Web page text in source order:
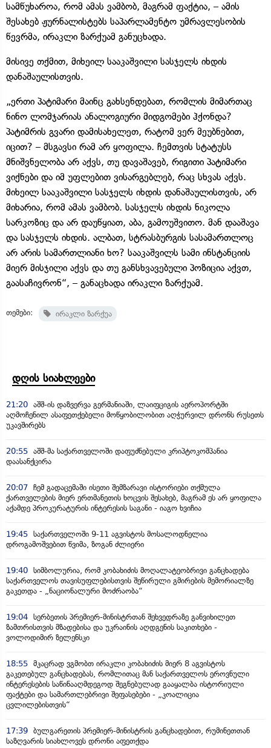
სამწუხაროა, რომ ამას ვამბობ, მაგრამ ფაქტია, – ამის
შესახებ ჟურნალისტებს საპარლამენტო უმრავლესობის
წევრმა, ირაკლი ზარქუამ განუცხადა.
მისივე თქმით, მიხეილ სააკაშვილი სასჯელს იხდის
დანაშაულისთვის.
„ერთი პატიმარი მაინც გახსენდებათ, რომლის მიმართაც
ნინო ლომჯარიას ანალოგიური მიდგომები ჰქონდა?
პატიმრის გვარი დამისახელეთ, რატომ ვერ მეუბნებით,
იცით? – მსგავსი რამ არ ყოფილა. ჩემთვის სტატუსს
მნიშვნელობა არ აქვს, თუ დავაშავებ, რიგითი პატიმარი
ვიქნები და იმ უფლებით ვისარგებლებ, რაც სხვას აქვს.
მიხეილ სააკაშვილი სასჯელს იხდის დანაშაულისთვის, არ
მიხარია, რომ ამას ვამბობ. სასჯელს იხდის ნიკოლა
სარკოზიც და არ დაუწყიათ, აბა, გამოუშვითო. მან დააშავა
და სასჯელს იხდის. ალბათ, სტრასბურგის სასამართლოც
არ არის სამართლიანი ხო? სააკაშვილს სამი ინსტანციის
მიერ მისჯილი აქვს და თუ განსხვავებული პოზიცია აქვთ,
გაასაჩივრონ“, – განაცხადა ირაკლი ზარქუამ.
თემები: ირაკლი ზარქუა
დღის სიახლეები
21:20 აშშ-ის დაზვერვა გერმანიაში, ლაიფციგის აეროპორტში
აღმოჩენილ ასაფეთქებელი მოწყობილობით აღჭურვილ დრონს რუსეთს
უკავშირებს
20:55 აშშ-მა საქართველოში დაფუძნებული კრიპტოკომპანია
დაასანქცირა
20:07 ჩემ გადაცემაში ისეთი შემზარავი ისტორიები თქმულა
ქართველების მიერ ერთმანეთის ხოცვის შესახებ, მაგრამ ეს არ ყოფილა
აქამდე პროკურატურის ინტერესის საგანი - იაგო ხვიჩია
19:45 საქართველოში 9-11 აგვისტოს მოსალოდნელია
დროგამოშვებით წვიმა, ზოგან ძლიერი
19:40 სიმბოლურია, რომ კობახიძის მოღალატეობრივი განცხადება
საქართველოს თავისუფლებისთვის შეწირული გმირების მემორიალზე
გაკეთდა - „ნაციონალური მოძრაობა“
19:04 სერბეთის პრემიერ-მინისტრთან შეხვედრაზე განვიხილეთ
ზამთრისთვის მზადებისა და უკრაინის აღდგენის საკითხები -
ვოლოდიმირ ზელენსკი
18:55 მკაცრად ვგმობთ ირაკლი კობახიძის მიერ 8 აგვისტოს
გაკეთებულ განცხადებას, რომლითაც მან საქართველოს ეროვნული
ინტერესების საწინააღმდეგოდ შეგნებულად გააყალბა ისტორიული
ფაქტები და სამართლებრივი შეფასებები - „კოალიცია
ცვლილებისთვის“
17:39 ბულგარეთის პრემიერ-მინისტრის განცხადებით, რუმინეთთან
საზღვარის სიახლოვეს დრონი აფეთქდა